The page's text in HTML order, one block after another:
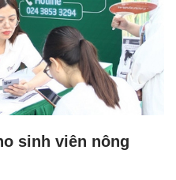
sinh viên nông